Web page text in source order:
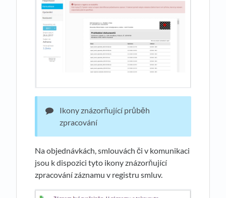
Ikony znázorňující průběh
zpracování
Na objednávkách, smlouvách či v komunikaci
jsou k dispozici tyto ikony znázorňující
zpracování záznamu v registru smluv.